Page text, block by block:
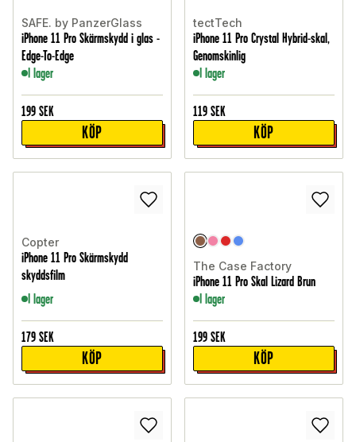
SAFE. by PanzerGlass
iPhone 11 Pro Skärmskydd i glas -
Edge-To-Edge
I lager
199 SEK
KÖP
tectTech
iPhone 11 Pro Crystal Hybrid-skal,
Genomskinlig
I lager
119 SEK
KÖP
Copter
iPhone 11 Pro Skärmskydd
skyddsfilm
I lager
179 SEK
KÖP
The Case Factory
iPhone 11 Pro Skal Lizard Brun
I lager
199 SEK
KÖP